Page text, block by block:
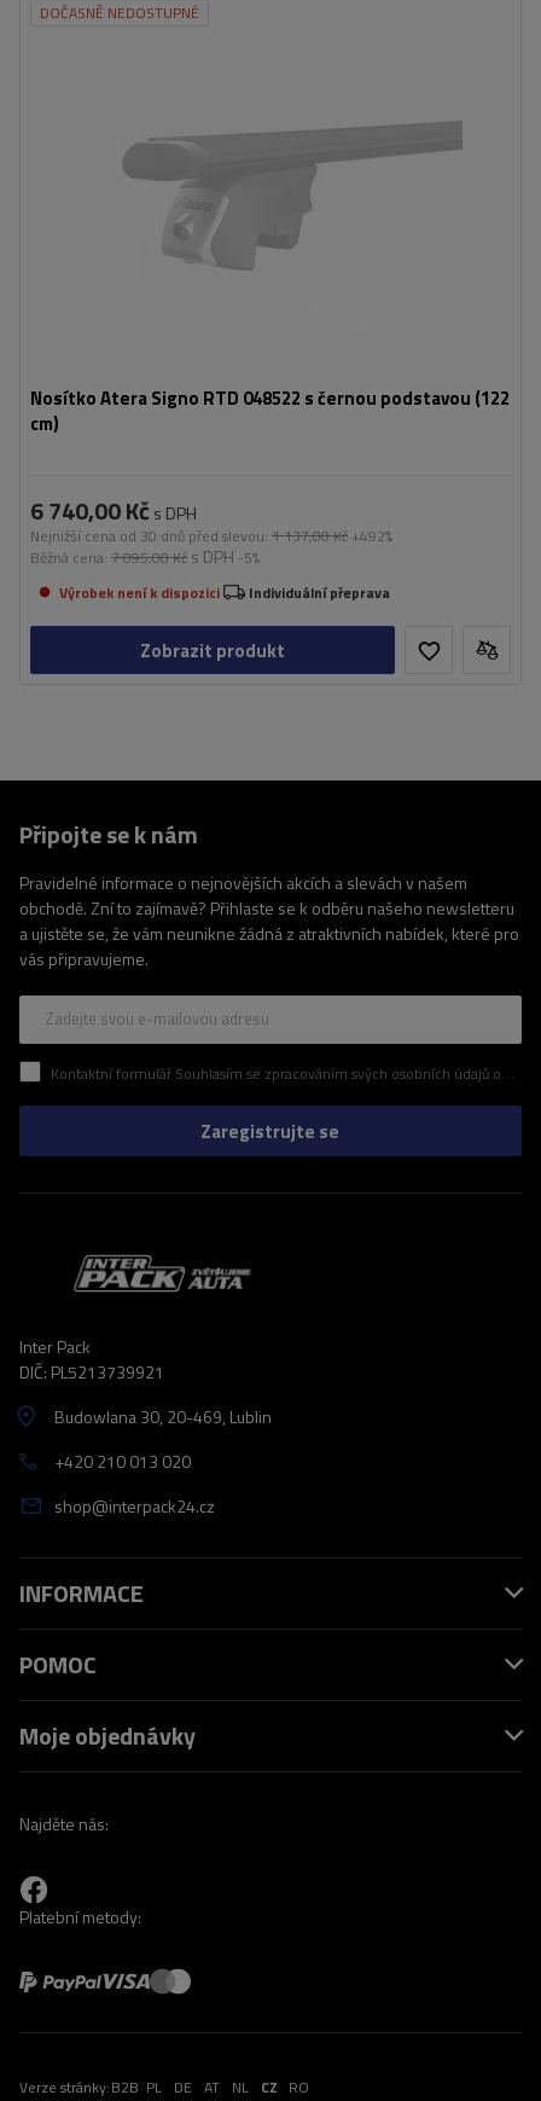
DOČASNĚ NEDOSTUPNÉ
Nosítko Atera Signo RTD 048522 s černou podstavou (122
cm)
6 740,00 Kč s DPH
Nejnižší cena od 30 dnů před slevou: 1 137,00 Kč +492%
Běžná cena: 7 095,00 Kč s DPH -5%
Výrobek není k dispozici
Individuální přeprava
Zobrazit produkt
Připojte se k nám
Pravidelné informace o nejnovějších akcích a slevách v našem
obchodě. Zní to zajímavě? Přihlaste se k odběru našeho newsletteru
a ujistěte se, že vám neunikne žádná z atraktivních nabídek, které pro
vás připravujeme.
Zadejte svou e-mailovou adresu
Kontaktní formulář Souhlasím se zpracováním svých osobních údajů obsažených v kontaktním formuláři v souladu s nařízením Evropského parlamentu a Rady (EU)
Zaregistrujte se
Inter Pack
DIČ: PL5213739921
Budowlana 30, 20-469, Lublin
+420 210 013 020
shop@interpack24.cz
INFORMACE
POMOC
Moje objednávky
Najděte nás:
Platební metody:
Verze stránky:B2B PL DE AT NL CZ RO